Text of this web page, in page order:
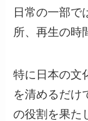
日常の一部で
所、再生の時
特に日本の文
を清めるだけ
の役割を果た